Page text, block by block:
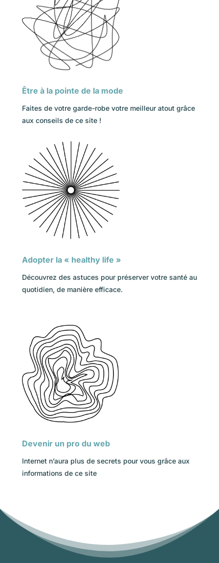
Être à la pointe de la mode
Faites de votre garde-robe votre meilleur atout grâce
aux conseils de ce site !
Adopter la « healthy life »
Découvrez des astuces pour préserver votre santé au
quotidien, de manière efficace.
Devenir un pro du web
Internet n’aura plus de secrets pour vous grâce aux
informations de ce site